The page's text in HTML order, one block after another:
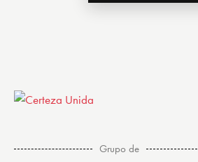
Grupo de